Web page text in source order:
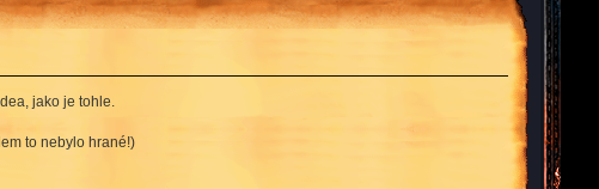
jako je tohle.
to nebylo hrané!)